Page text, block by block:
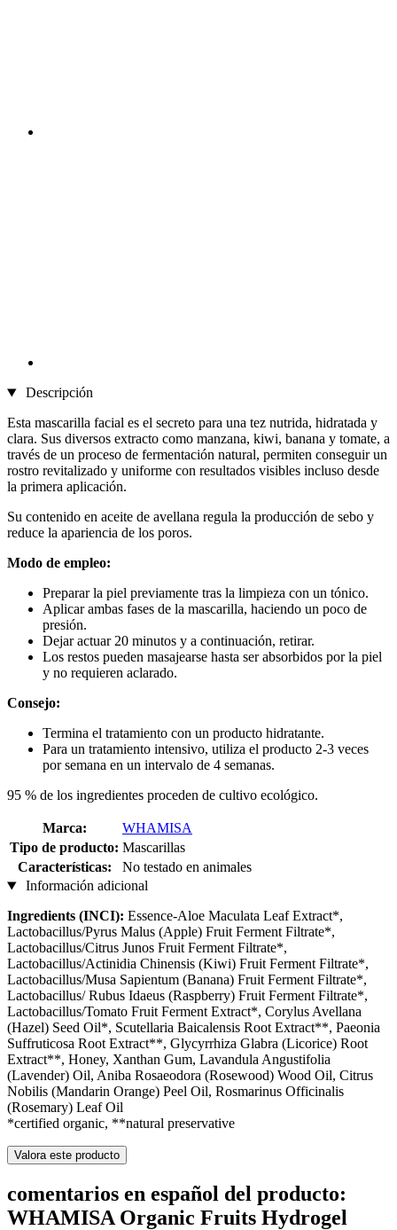
Descripción
Esta mascarilla facial es el secreto para una tez nutrida, hidratada y
clara. Sus diversos extracto como manzana, kiwi, banana y tomate, a
través de un proceso de fermentación natural, permiten conseguir un
rostro revitalizado y uniforme con resultados visibles incluso desde
la primera aplicación.
Su contenido en aceite de avellana regula la producción de sebo y
reduce la apariencia de los poros.
Modo de empleo:
Preparar la piel previamente tras la limpieza con un tónico.
Aplicar ambas fases de la mascarilla, haciendo un poco de
presión.
Dejar actuar 20 minutos y a continuación, retirar.
Los restos pueden masajearse hasta ser absorbidos por la piel
y no requieren aclarado.
Consejo:
Termina el tratamiento con un producto hidratante.
Para un tratamiento intensivo, utiliza el producto 2-3 veces
por semana en un intervalo de 4 semanas.
95 % de los ingredientes proceden de cultivo ecológico.
Marca:
WHAMISA
Tipo de producto: Mascarillas
Características:
No testado en animales
Información adicional
Ingredients (INCI): Essence-Aloe Maculata Leaf Extract*,
Lactobacillus/Pyrus Malus (Apple) Fruit Ferment Filtrate*,
Lactobacillus/Citrus Junos Fruit Ferment Filtrate*,
Lactobacillus/Actinidia Chinensis (Kiwi) Fruit Ferment Filtrate*,
Lactobacillus/Musa Sapientum (Banana) Fruit Ferment Filtrate*,
Lactobacillus/ Rubus Idaeus (Raspberry) Fruit Ferment Filtrate*,
Lactobacillus/Tomato Fruit Ferment Extract*, Corylus Avellana
(Hazel) Seed Oil*, Scutellaria Baicalensis Root Extract**, Paeonia
Suffruticosa Root Extract**, Glycyrrhiza Glabra (Licorice) Root
Extract**, Honey, Xanthan Gum, Lavandula Angustifolia
(Lavender) Oil, Aniba Rosaeodora (Rosewood) Wood Oil, Citrus
Nobilis (Mandarin Orange) Peel Oil, Rosmarinus Officinalis
(Rosemary) Leaf Oil
*certified organic, **natural preservative
Valora este producto
comentarios en español del producto:
WHAMISA Organic Fruits Hydrogel